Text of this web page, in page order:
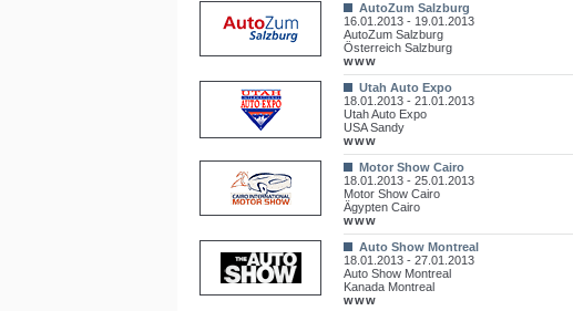
AutoZum Salzburg
16.01.2013 - 19.01.2013
AutoZum Salzburg
Österreich Salzburg
www
Utah Auto Expo
18.01.2013 - 21.01.2013
Utah Auto Expo
USA Sandy
www
Motor Show Cairo
18.01.2013 - 25.01.2013
Motor Show Cairo
Ägypten Cairo
www
Auto Show Montreal
18.01.2013 - 27.01.2013
Auto Show Montreal
Kanada Montreal
www